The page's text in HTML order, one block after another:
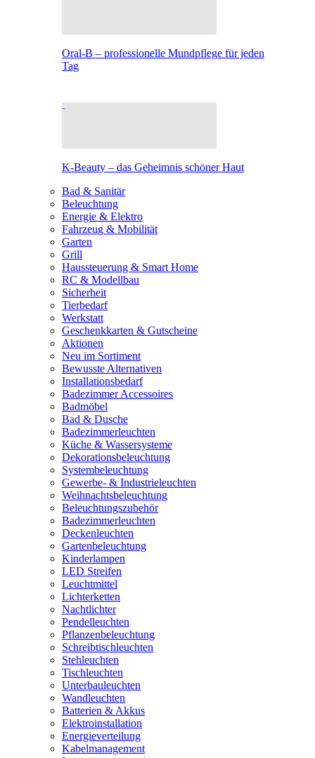
Oral-B – professionelle Mundpflege für jeden
Tag
K-Beauty – das Geheimnis schöner Haut
Bad & Sanitär
Beleuchtung
Energie & Elektro
Fahrzeug & Mobilität
Garten
Grill
Haussteuerung & Smart Home
RC & Modellbau
Sicherheit
Tierbedarf
Werkstatt
Geschenkkarten & Gutscheine
Aktionen
Neu im Sortiment
Bewusste Alternativen
Installationsbedarf
Badezimmer Accessoires
Badmöbel
Bad & Dusche
Badezimmerleuchten
Küche & Wassersysteme
Dekorationsbeleuchtung
Systembeleuchtung
Gewerbe- & Industrieleuchten
Weihnachtsbeleuchtung
Beleuchtungszubehör
Badezimmerleuchten
Deckenleuchten
Gartenbeleuchtung
Kinderlampen
LED Streifen
Leuchtmittel
Lichterketten
Nachtlichter
Pendelleuchten
Pflanzenbeleuchtung
Schreibtischleuchten
Stehleuchten
Tischleuchten
Unterbauleuchten
Wandleuchten
Batterien & Akkus
Elektroinstallation
Energieverteilung
Kabelmanagement